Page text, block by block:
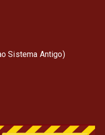
Sistema Antigo)